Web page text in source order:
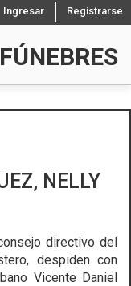
Ingresar Registrarse
FÚNEBRES
NELLY
directivo del
despiden con
Vicente Daniel